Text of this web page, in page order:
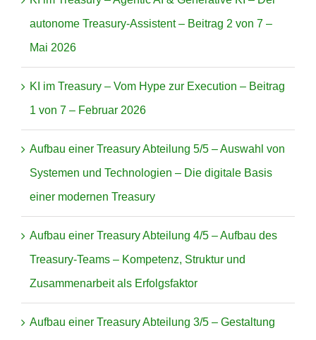
autonome Treasury-Assistent – Beitrag 2 von 7 –
Mai 2026
KI im Treasury – Vom Hype zur Execution – Beitrag
1 von 7 – Februar 2026
Aufbau einer Treasury Abteilung 5/5 – Auswahl von
Systemen und Technologien – Die digitale Basis
einer modernen Treasury
Aufbau einer Treasury Abteilung 4/5 – Aufbau des
Treasury-Teams – Kompetenz, Struktur und
Zusammenarbeit als Erfolgsfaktor
Aufbau einer Treasury Abteilung 3/5 – Gestaltung